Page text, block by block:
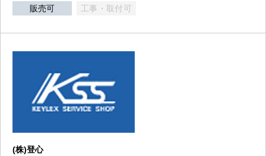
販売可 工事・取付可
(株)登心